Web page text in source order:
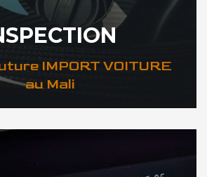
IMPORT VOITURE
au Mali